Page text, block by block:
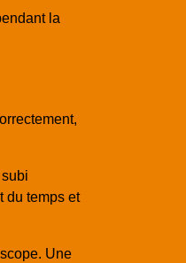
la
du temps et
Une